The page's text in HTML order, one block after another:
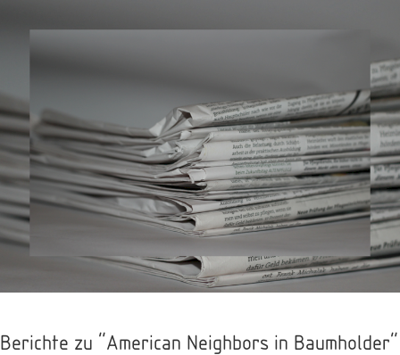
Berichte zu "American Neighbors in Baumholder"